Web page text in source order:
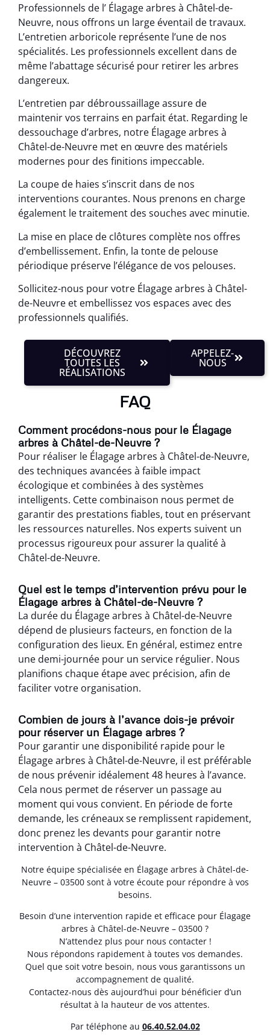
Professionnels de l’ Élagage arbres à Châtel-de-
Neuvre, nous offrons un large éventail de travaux.
L’entretien arboricole représente l’une de nos
spécialités. Les professionnels excellent dans de
même l’abattage sécurisé pour retirer les arbres
dangereux.
L’entretien par débroussaillage assure de
maintenir vos terrains en parfait état. Regarding le
dessouchage d’arbres, notre Élagage arbres à
Châtel-de-Neuvre met en œuvre des matériels
modernes pour des finitions impeccable.
La coupe de haies s’inscrit dans de nos
interventions courantes. Nous prenons en charge
également le traitement des souches avec minutie.
La mise en place de clôtures complète nos offres
d’embellissement. Enfin, la tonte de pelouse
périodique préserve l’élégance de vos pelouses.
Sollicitez-nous pour votre Élagage arbres à Châtel-
de-Neuvre et embellissez vos espaces avec des
professionnels qualifiés.
DÉCOUVREZ
TOUTES LES
RÉALISATIONS
APPELEZ-
NOUS
FAQ
Comment procédons-nous pour le Élagage
arbres à Châtel-de-Neuvre ?
Pour réaliser le Élagage arbres à Châtel-de-Neuvre,
des techniques avancées à faible impact
écologique et combinées à des systèmes
intelligents. Cette combinaison nous permet de
garantir des prestations fiables, tout en préservant
les ressources naturelles. Nos experts suivent un
processus rigoureux pour assurer la qualité à
Châtel-de-Neuvre.
Quel est le temps d’intervention prévu pour le
Élagage arbres à Châtel-de-Neuvre ?
La durée du Élagage arbres à Châtel-de-Neuvre
dépend de plusieurs facteurs, en fonction de la
configuration des lieux. En général, estimez entre
une demi-journée pour un service régulier. Nous
planifions chaque étape avec précision, afin de
faciliter votre organisation.
Combien de jours à l’avance dois-je prévoir
pour réserver un Élagage arbres ?
Pour garantir une disponibilité rapide pour le
Élagage arbres à Châtel-de-Neuvre, il est préférable
de nous prévenir idéalement 48 heures à l’avance.
Cela nous permet de réserver un passage au
moment qui vous convient. En période de forte
demande, les créneaux se remplissent rapidement,
donc prenez les devants pour garantir notre
intervention à Châtel-de-Neuvre.
Notre équipe spécialisée en Élagage arbres à Châtel-de-
Neuvre – 03500 sont à votre écoute pour répondre à vos
besoins.
Besoin d’une intervention rapide et efficace pour Élagage
arbres à Châtel-de-Neuvre – 03500 ?
N’attendez plus pour nous contacter !
Nous répondons rapidement à toutes vos demandes.
Quel que soit votre besoin, nous vous garantissons un
accompagnement de qualité.
Contactez-nous dès aujourd’hui pour bénéficier d’un
résultat à la hauteur de vos attentes.
Par téléphone au 06.40.52.04.02